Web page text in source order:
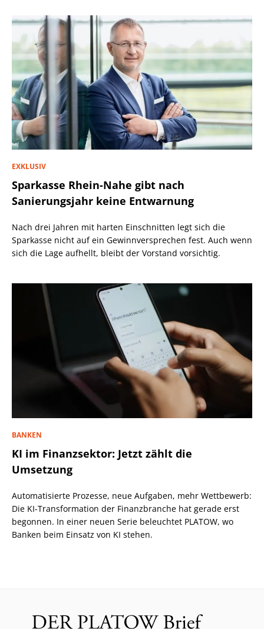
EXKLUSIV
Sparkasse Rhein-Nahe gibt nach
Sanierungsjahr keine Entwarnung
Nach drei Jahren mit harten Einschnitten legt sich die
Sparkasse nicht auf ein Gewinnversprechen fest. Auch wenn
sich die Lage aufhellt, bleibt der Vorstand vorsichtig.
BANKEN
KI im Finanzsektor: Jetzt zählt die
Umsetzung
Automatisierte Prozesse, neue Aufgaben, mehr Wettbewerb:
Die KI-Transformation der Finanzbranche hat gerade erst
begonnen. In einer neuen Serie beleuchtet PLATOW, wo
Banken beim Einsatz von KI stehen.